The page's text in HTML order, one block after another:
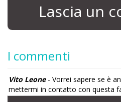
Lascia un
I commenti
Vito Leone - Vorrei sapere se è
mettermi in contatto con questa